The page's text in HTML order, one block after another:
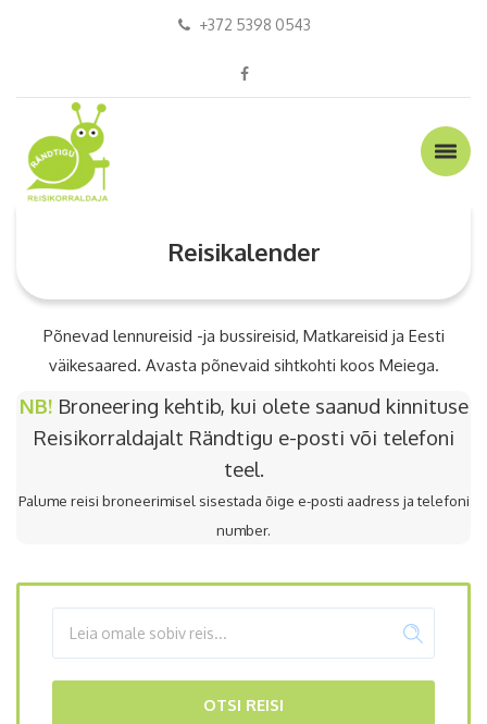
+372 5398 0543
Reisikalender
Põnevad lennureisid -ja bussireisid, Matkareisid ja Eesti
väikesaared. Avasta põnevaid sihtkohti koos Meiega.
NB! Broneering kehtib, kui olete saanud kinnituse
Reisikorraldajalt Rändtigu e-posti või telefoni
teel.
Palume reisi broneerimisel sisestada õige e-posti aadress ja telefoni
number.
OTSI REISI